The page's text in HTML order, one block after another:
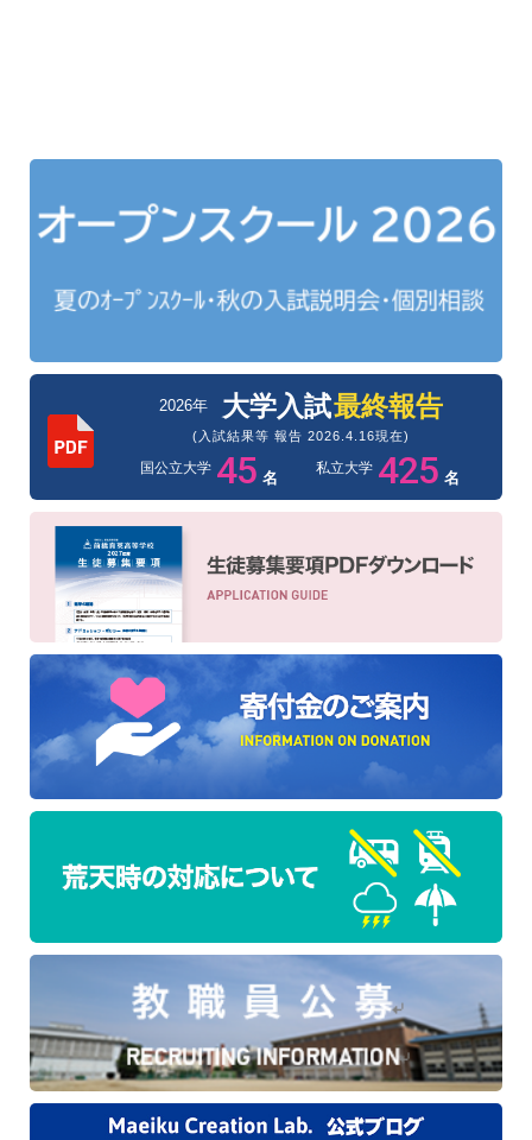
2026年 大学入試最終報告
(入試結果等 報告 2026.4.16現在)
国公立大学 45 名
私立大学 425 名